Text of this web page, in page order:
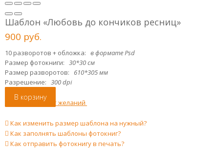
Шаблон «Любовь до кончиков ресниц»
900 руб.
10 разворотов + обложка: в формате Psd
Размер фотокниги: 30*30 см
Размер разворотов:
610*305 мм
Разрешение: 300 dpi
В корзину
Добавить в лист желаний
Как изменить размер шаблона на нужный?
Как заполнять шаблоны фотокниг?
Как отправить фотокнигу в печать?